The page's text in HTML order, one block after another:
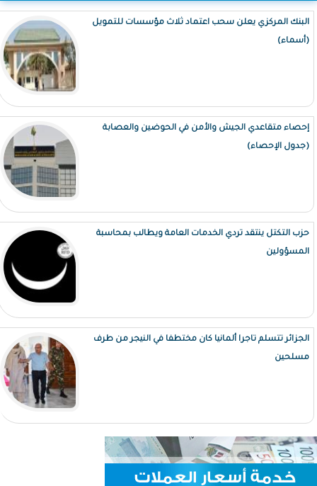
البنك المركزي يعلن سحب اعتماد ثلاث مؤسسات للتمويل
(أسماء)
إحصاء متقاعدي الجيش والأمن في الحوضين والعصابة
(جدول الإحصاء)
حزب التكتل ينتقد تردي الخدمات العامة ويطالب بمحاسبة
المسؤولين
الجزائر تتسلم تاجرا ألمانيا كان مختطفا في النيجر من طرف
مسلحين